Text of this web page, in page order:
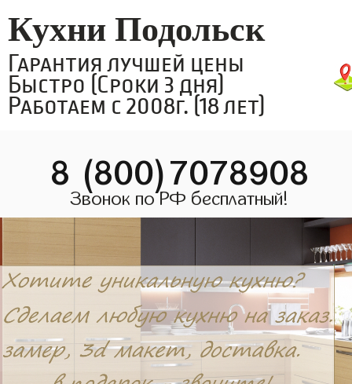
Кухни Подольск
Гарантия лучшей цены
Быстро (Сроки 3 дня)
Работаем с 2008г. (18 лет)
8 (800)7078908
Звонок по РФ бесплатный!